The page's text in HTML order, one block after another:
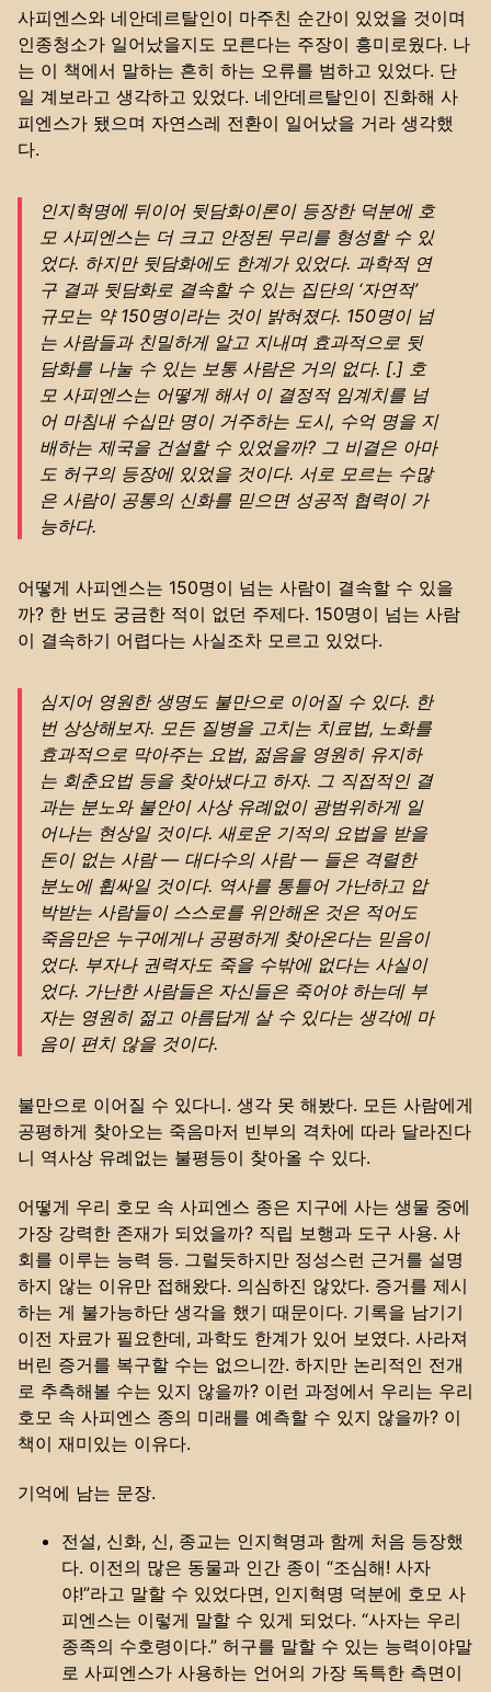
사피엔스와 네안데르탈인이 마주친 순간이 있었을 것이며
인종청소가 일어났을지도 모른다는 주장이 흥미로웠다. 나
는 이 책에서 말하는 흔히 하는 오류를 범하고 있었다. 단
일 계보라고 생각하고 있었다. 네안데르탈인이 진화해 사
피엔스가 됐으며 자연스레 전환이 일어났을 거라 생각했
다.
인지혁명에 뒤이어 뒷담화이론이 등장한 덕분에 호
모 사피엔스는 더 크고 안정된 무리를 형성할 수 있
었다. 하지만 뒷담화에도 한계가 있었다. 과학적 연
구 결과 뒷담화로 결속할 수 있는 집단의 ‘자연적’
규모는 약 150명이라는 것이 밝혀졌다. 150명이 넘
는 사람들과 친밀하게 알고 지내며 효과적으로 뒷
담화를 나눌 수 있는 보통 사람은 거의 없다. [.] 호
모 사피엔스는 어떻게 해서 이 결정적 임계치를 넘
어 마침내 수십만 명이 거주하는 도시, 수억 명을 지
배하는 제국을 건설할 수 있었을까? 그 비결은 아마
도 허구의 등장에 있었을 것이다. 서로 모르는 수많
은 사람이 공통의 신화를 믿으면 성공적 협력이 가
능하다.
어떻게 사피엔스는 150명이 넘는 사람이 결속할 수 있을
까? 한 번도 궁금한 적이 없던 주제다. 150명이 넘는 사람
이 결속하기 어렵다는 사실조차 모르고 있었다.
심지어 영원한 생명도 불만으로 이어질 수 있다. 한
번 상상해보자. 모든 질병을 고치는 치료법, 노화를
효과적으로 막아주는 요법, 젊음을 영원히 유지하
는 회춘요법 등을 찾아냈다고 하자. 그 직접적인 결
과는 분노와 불안이 사상 유례없이 광범위하게 일
어나는 현상일 것이다. 새로운 기적의 요법을 받을
돈이 없는 사람 — 대다수의 사람 — 들은 격렬한
분노에 휩싸일 것이다. 역사를 통틀어 가난하고 압
박받는 사람들이 스스로를 위안해온 것은 적어도
죽음만은 누구에게나 공평하게 찾아온다는 믿음이
었다. 부자나 권력자도 죽을 수밖에 없다는 사실이
었다. 가난한 사람들은 자신들은 죽어야 하는데 부
자는 영원히 젊고 아름답게 살 수 있다는 생각에 마
음이 편치 않을 것이다.
불만으로 이어질 수 있다니. 생각 못 해봤다. 모든 사람에게
공평하게 찾아오는 죽음마저 빈부의 격차에 따라 달라진다
니 역사상 유례없는 불평등이 찾아올 수 있다.
어떻게 우리 호모 속 사피엔스 종은 지구에 사는 생물 중에
가장 강력한 존재가 되었을까? 직립 보행과 도구 사용. 사
회를 이루는 능력 등. 그럴듯하지만 정성스런 근거를 설명
하지 않는 이유만 접해왔다. 의심하진 않았다. 증거를 제시
하는 게 불가능하단 생각을 했기 때문이다. 기록을 남기기
이전 자료가 필요한데, 과학도 한계가 있어 보였다. 사라져
버린 증거를 복구할 수는 없으니깐. 하지만 논리적인 전개
로 추측해볼 수는 있지 않을까? 이런 과정에서 우리는 우리
호모 속 사피엔스 종의 미래를 예측할 수 있지 않을까? 이
책이 재미있는 이유다.
기억에 남는 문장.
전설, 신화, 신, 종교는 인지혁명과 함께 처음 등장했
다. 이전의 많은 동물과 인간 종이 “조심해! 사자
야!”라고 말할 수 있었다면, 인지혁명 덕분에 호모 사
피엔스는 이렇게 말할 수 있게 되었다. “사자는 우리
종족의 수호령이다.” 허구를 말할 수 있는 능력이야말
로 사피엔스가 사용하는 언어의 가장 독특한 측면이